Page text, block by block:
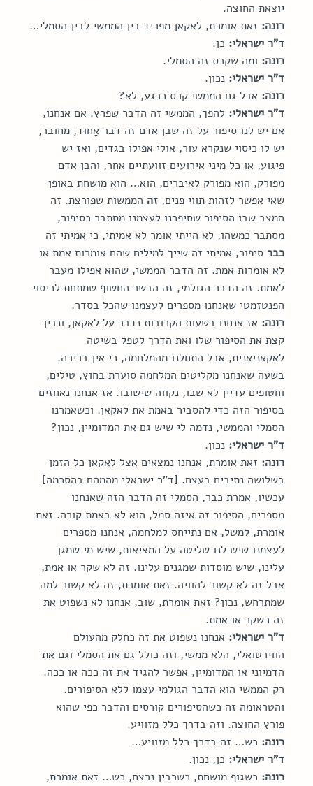
יוצאת החוצה.
רונה: זאת אומרת, לאקאן מפריד בין הממשי לבין הסמלי…
ד"ר ישראלי: כן.
רונה: ומה שקרס זה הסמלי.
ד"ר ישראלי: נכון.
רונה: אבל גם הממשי קרס כרגע, לא?
ד"ר ישראלי: להפך, הממשי זה הדבר שפרץ. אם אנחנו,
אם יש לנו סיפור על זה שבן אדם זה דבר אָחוּד, מחובר,
יש לו כיסוי שנקרא עור, אולי אפילו בגדים, ואז יש
פיגוע, או כל מיני אירועים זוועתיים אחר, והבן אדם
מפורק, הוא מפורק לאיברים, הוא… הוא מושחת באופן
שאי אפשר לזהות תווי פנים, זה הממשות שפורצת. זה
המצב שבו הסיפור שסיפרנו לעצמנו מסתבר כסיפור,
מסתבר כמשהו, לא הייתי אומר לא אמיתי, כי אמיתי זה
כבר סיפור, אמיתי זה שייך למילים שהם אומרות אמת או
לא אומרות אמת. זה הדבר הממשי, שהוא אפילו מעבר
לאמת. זה הדבר הגולמי, זה הבשר החשוף שמתחת לכיסוי
הפנטזמטי שאנחנו מספרים לעצמנו שהכל בסדר.
רונה: אז אנחנו בשעות הקרובות נדבר על לאקאן, ונבין
קצת את הסיפור שלו ואת הדרך לטפל בשיטה
לאקאניאנית, אבל התחלנו מהמלחמה, כי אין ברירה.
בשעה שאנחנו מקליטים המלחמה סוערת בחוץ, טילים,
וחטופים עדיין לא שבו, נקווה שישובו. אז אנחנו נאחזים
בסיפור הזה כדי להסביר באמת את לאקאן. וכשאמרנו
הסמלי והממשי, נדמה לי שיש גם את המדומיין, נכון?
ד"ר ישראלי: נכון.
רונה: זאת אומרת, אנחנו נמצאים אצל לאקאן כל הזמן
בשלושה נתיבים בעצם. [ד"ר ישראלי מהמהם בהסכמה]
עכשיו, אמרת כבר, הסמלי זה הדבר הזה שאנחנו
מספרים, הסיפור זה איזה סמל, הוא לא באמת קורה. זאת
אומרת, למשל, אם נתייחס למלחמה, אנחנו מספרים
לעצמנו שיש לנו שליטה על המציאות, שיש מי שמגן
עלינו, שיש מוסדות שמגנים עלינו. זה לא שקר או אמת,
אבל זה לא קשור להוויה. זאת אומרת, זה לא קשור למה
שמתרחש, נכון? זאת אומרת, שוב, אנחנו לא נשפוט את
זה כשקר או אמת.
ד"ר ישראלי: אנחנו נשפוט את זה כחלק מהעולם
הווירטואלי, הלא ממשי, וזה כולל גם את הסמלי וגם את
הדמיוני או המדומיין, אפשר להגיד את זה ככה או ככה.
רק הממשי הוא הדבר הגולמי עצמו ללא הסיפורים.
והטראומה זה כשהסיפורים קורסים והדבר כפי שהוא
פורץ החוצה. וזה בדרך כלל מזוויע.
רונה: כש… זה בדרך כלל מזוויע…
ד"ר ישראלי: כן, נכון.
רונה: כשגוף מושחת, כשרבין נרצח, כש… זאת אומרת,